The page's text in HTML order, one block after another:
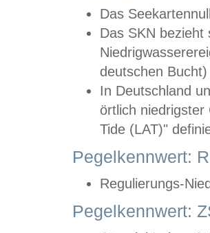
Das
Das SKN
deutschen
In Deutschland
örtlich
Tide (LAT)"
Pegelkennwert:
Regulierungs-
Pegelkennwert: